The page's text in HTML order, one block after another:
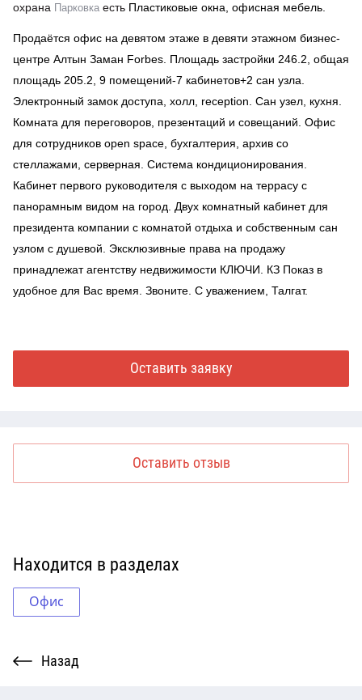
охрана Парковка есть Пластиковые окна, офисная мебель.
Продаётся офис на девятом этаже в девяти этажном бизнес-
центре Алтын Заман Forbes. Площадь застройки 246.2, общая
площадь 205.2, 9 помещений-7 кабинетов+2 сан узла.
Электронный замок доступа, холл, reception. Сан узел, кухня.
Комната для переговоров, презентаций и совещаний. Офис
для сотрудников open space, бухгалтерия, архив со
стеллажами, серверная. Система кондиционирования.
Кабинет первого руководителя с выходом на террасу с
панорамным видом на город. Двух комнатный кабинет для
президента компании с комнатой отдыха и собственным сан
узлом с душевой. Эксклюзивные права на продажу
принадлежат агентству недвижимости КЛЮЧИ. КЗ Показ в
удобное для Вас время. Звоните. С уважением, Талгат.
Оставить заявку
Оставить отзыв
Находится в разделах
Офис
Назад